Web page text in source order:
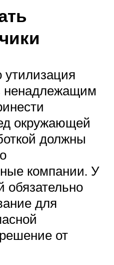
утилизация
ненадлежащим
окружающей
должны
компании. У
обязательно
для
от